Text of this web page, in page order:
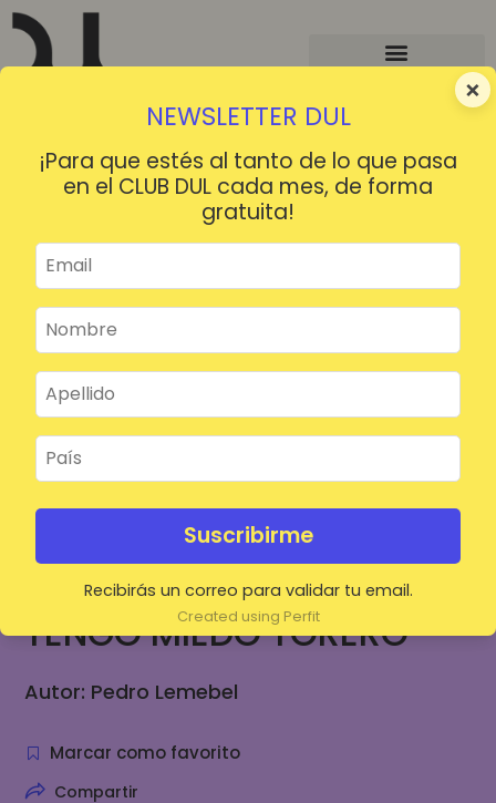
×
NEWSLETTER DUL
¡Para que estés al tanto de lo que pasa
en el CLUB DUL cada mes, de forma
gratuita!
Suscribirme
Recibirás un correo para validar tu email.
Created using Perfit
TENGO MIEDO TORERO
Autor: Pedro Lemebel
Marcar como favorito
Compartir